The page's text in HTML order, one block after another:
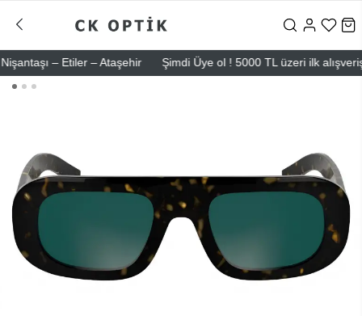
– Etiler – Ataşehir Şimdi Üye ol ! 5000 TL üzeri ilk alışverişinde